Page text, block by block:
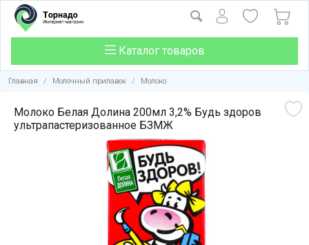
Каталог товаров
Главная / Молочный прилавок / Молоко
Молоко Белая Долина 200мл 3,2% Будь здоров
ультрапастеризованное БЗМЖ